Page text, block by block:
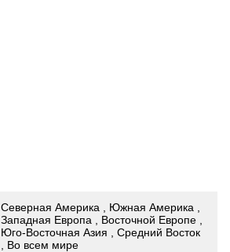
Северная Америка , Южная Америка ,
Западная Европа , Восточной Европе ,
Юго-Восточная Азия , Средний Восток
, Во всем мире